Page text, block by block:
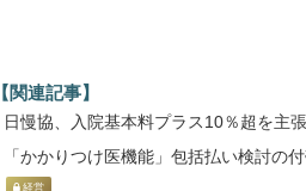
【関連記事】
日慢協、入院基本料プラス10％超を主
「かかりつけ医機能」包括払い検討の
経営